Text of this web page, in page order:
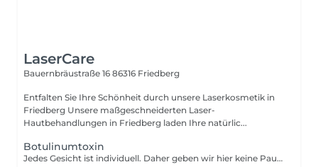
LaserCare
Bauernbräustraße 16 86316 Friedberg
Entfalten Sie Ihre Schönheit durch unsere Laserkosmetik in
Friedberg Unsere maßgeschneiderten Laser-
Hautbehandlungen in Friedberg laden Ihre natürlic...
Botulinumtoxin
Jedes Gesicht ist individuell. Daher geben wir hier keine Pauschal-Preise an. Vor der ersten Behandlung beraten wir Sie eingehend und teilen Ihnen da auch Ihren individuellen Preis mit.